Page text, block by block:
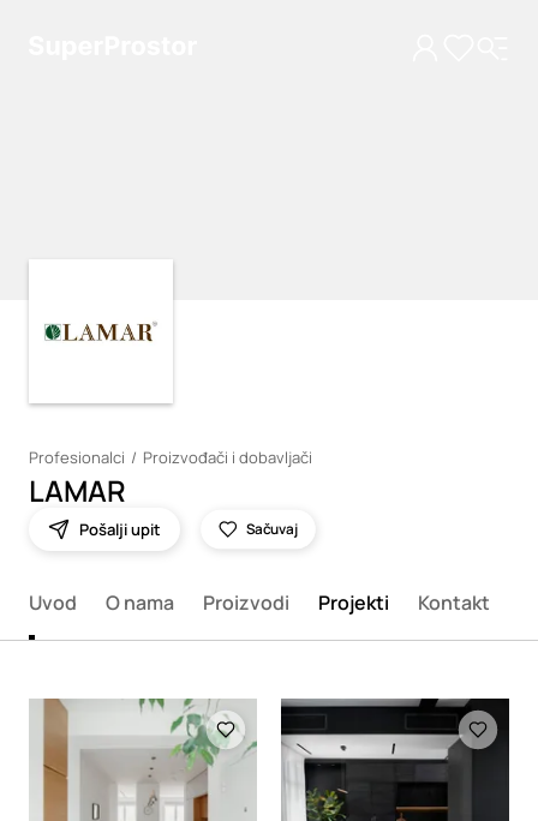
Profesionalci Proizvođači i dobavljači
LAMAR
Pošalji upit Sačuvaj
Uvod O nama Proizvodi Projekti Kontakt
Loading Loading